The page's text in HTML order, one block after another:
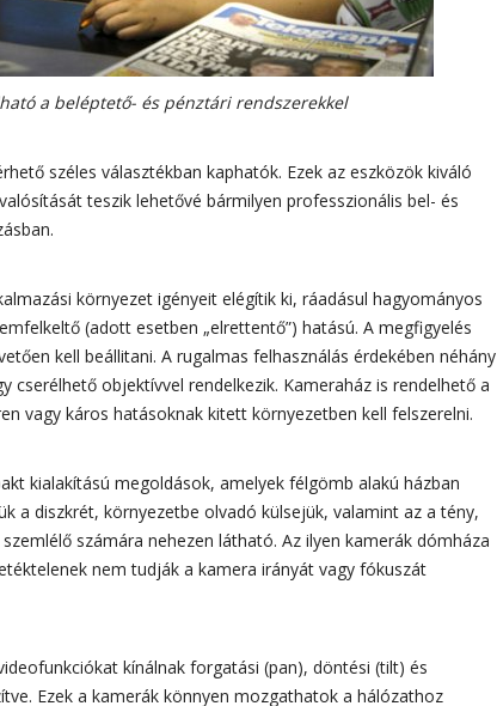
a beléptető- és pénztári rendszerekkel
széles választékban kaphatók. Ezek az eszközök kiváló
teszik lehetővé bármilyen professzionális bel- és
környezet igényeit elégítik ki, ráadásul hagyományos
(adott esetben „elrettentő”) hatású. A megfigyelés
kell beállitani. A rugalmas felhasználás érdekében néhány
cserélhető objektívvel rendelkezik. Kameraház is rendelhető a
vagy káros hatásoknak kitett környezetben kell felszerelni.
kialakítású megoldások, amelyek félgömb alakú házban
a diszkrét, környezetbe olvadó külsejük, valamint az a tény,
számára nehezen látható. Az ilyen kamerák dómháza
nem tudják a kamera irányát vagy fókuszát
kínálnak forgatási (pan), döntési (tilt) és
Ezek a kamerák könnyen mozgathatok a hálózathoz